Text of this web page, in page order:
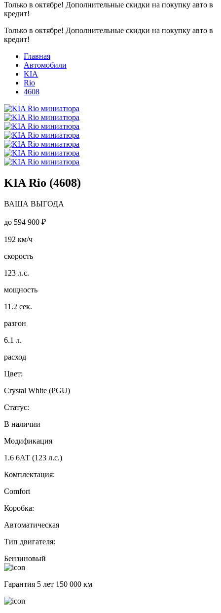
Только в октябре! Дополнительные скидки на покупку авто в
кредит!
Только в октябре! Дополнительные скидки на покупку авто в
кредит!
Главная
Автомобили
KIA
Rio
4608
KIA Rio (4608)
ВАША ВЫГОДА
до 594 900 ₽
192 км/ч
скорость
123 л.с.
мощность
11.2 сек.
разгон
6.1 л.
расход
Цвет:
Crystal White (PGU)
Статус:
В наличии
Модификация
1.6 6АТ (123 л.с.)
Комплектация:
Comfort
Коробка:
Автоматическая
Тип двигателя:
Бензиновый
Гарантия 5 лет 150 000 км